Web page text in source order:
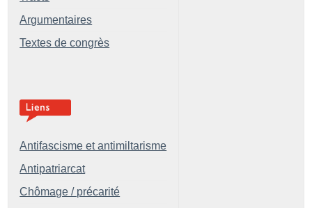
Argumentaires
Textes de congrès
Antifascisme et antimiltarisme
Antipatriarcat
Chômage / précarité